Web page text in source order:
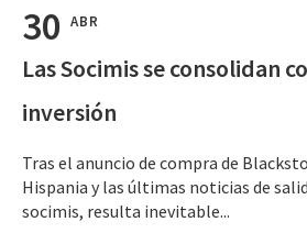
30 ABR
Las Socimis se consolidan
inversión
Tras el anuncio de compra de
Hispania y las últimas noticias de
socimis, resulta inevitable...